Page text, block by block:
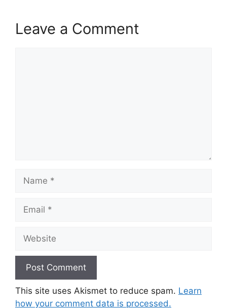
Leave a Comment
Name
Email
Website
This site uses Akismet to reduce spam. Learn
how your comment data is processed.